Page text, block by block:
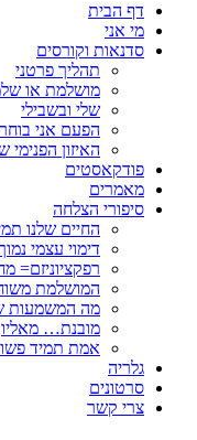
דף הבית
מי אני
סדנאות וקורסים
תהליך פרטני
מושלמת או
שלי ובשבילי
הפעם אני
האיזון הפנימי
פודקאסטים
מאמרים
סיפורי הצלחה
החיים שלנו
דימוי עצמי
המושלמת
מה המשמעות
מובנת… מאליו
אמת תמיד
גלריה
סרטונים
צרי קשר